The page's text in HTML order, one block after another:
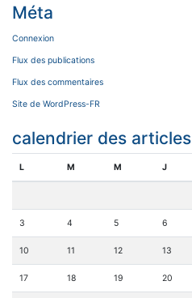
Méta
Connexion
Flux des publications
Flux des commentaires
Site de WordPress-FR
calendrier des articles
L M M J
3 4 5 6
10 11 12 13
17 18 19 20